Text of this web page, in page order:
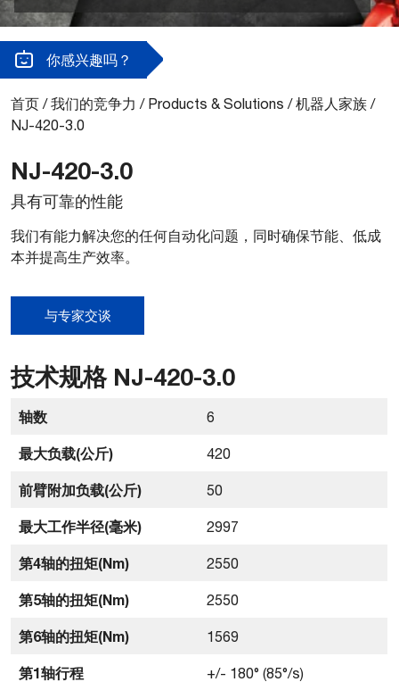
你感兴趣吗？
首页 /我们的竞争力 / Products & Solutions /机器人家族 /
NJ-420-3.0
NJ-420-3.0
具有可靠的性能
我们有能力解决您的任何自动化问题，同时确保节能、低成
本并提高生产效率。
与专家交谈
技术规格 NJ-420-3.0
轴数 6
最大负载(公斤) 420
前臂附加负载(公斤) 50
最大工作半径(毫米) 2997
第4轴的扭矩(Nm) 2550
第5轴的扭矩(Nm) 2550
第6轴的扭矩(Nm) 1569
第1轴行程 +/- 180° (85°/s)